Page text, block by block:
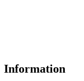
Information